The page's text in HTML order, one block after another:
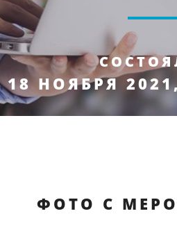
18 НОЯБРЯ
ФОТО С